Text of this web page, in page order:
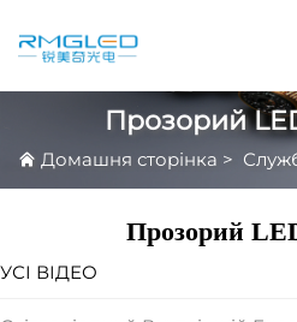
Прозорий
Домашня сторінка >
Прозорий
УСІ ВІДЕО